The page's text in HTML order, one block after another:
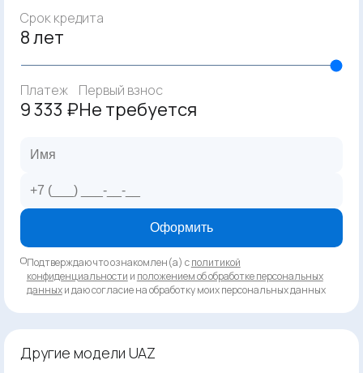
Срок кредита
8 лет
Платеж
9 333 ₽
Первый взнос
Не требуется
Оформить
Подтверждаю что ознакомлен(а) сполитикой
конфиденциальности и положением об обработке персональных
данныхи даю согласие на обработку моих персональных данных
Другие модели UAZ